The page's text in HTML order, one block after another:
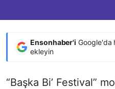
Ensonhaber'i Google'da
ekleyin
“Başka Bi’ Festival”